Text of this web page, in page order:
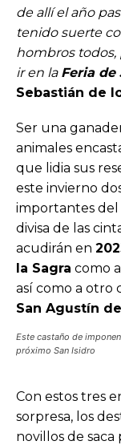
de allí el año
tenido suerte
hombros
ir en la Feria de
Sebastián de
Ser una
animales
que lidia sus
este invierno
importantes del
divisa de las
acudirán en
la Sagra como
así como a otro
San Agustín
Este castaño de
próximo San Isidro
Con estos tres
sorpresa, los
novillos de saca